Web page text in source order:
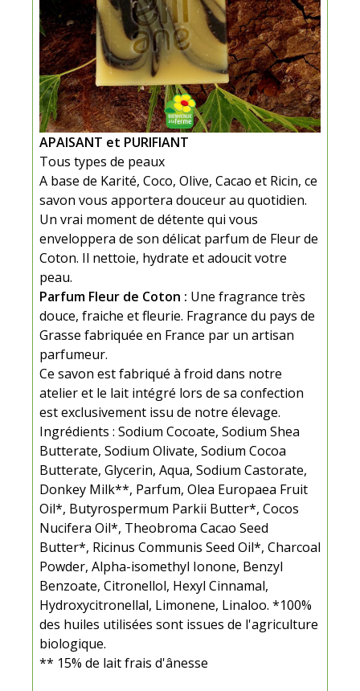
APAISANT et PURIFIANT
Tous types de peaux
A base de Karité, Coco, Olive, Cacao et Ricin, ce
savon vous apportera douceur au quotidien.
Un vrai moment de détente qui vous
enveloppera de son délicat parfum de Fleur de
Coton. Il nettoie, hydrate et adoucit votre
peau.
Parfum Fleur de Coton : Une fragrance très
douce, fraiche et fleurie. Fragrance du pays de
Grasse fabriquée en France par un artisan
parfumeur.
Ce savon est fabriqué à froid dans notre
atelier et le lait intégré lors de sa confection
est exclusivement issu de notre élevage.
Ingrédients : Sodium Cocoate, Sodium Shea
Butterate, Sodium Olivate, Sodium Cocoa
Butterate, Glycerin, Aqua, Sodium Castorate,
Donkey Milk**, Parfum, Olea Europaea Fruit
Oil*, Butyrospermum Parkii Butter*, Cocos
Nucifera Oil*, Theobroma Cacao Seed
Butter*, Ricinus Communis Seed Oil*, Charcoal
Powder, Alpha-isomethyl Ionone, Benzyl
Benzoate, Citronellol, Hexyl Cinnamal,
Hydroxycitronellal, Limonene, Linaloo. *100%
des huiles utilisées sont issues de l'agriculture
biologique.
** 15% de lait frais d'ânesse